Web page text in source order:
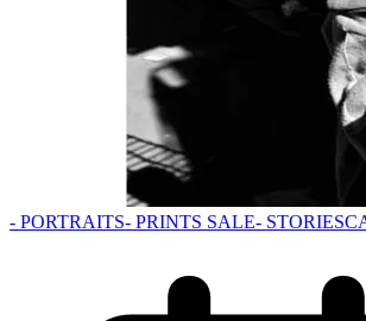
- PORTRAITS- PRINTS SALE- STORIES